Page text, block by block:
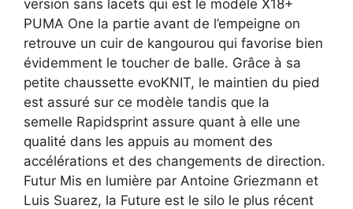
version sans lacets qui est le modèle X18+
PUMA One la partie avant de l’empeigne on
retrouve un cuir de kangourou qui favorise bien
évidemment le toucher de balle. Grâce à sa
petite chaussette evoKNIT, le maintien du pied
est assuré sur ce modèle tandis que la
semelle Rapidsprint assure quant à elle une
qualité dans les appuis au moment des
accélérations et des changements de direction.
Futur Mis en lumière par Antoine Griezmann et
Luis Suarez, la Future est le silo le plus récent